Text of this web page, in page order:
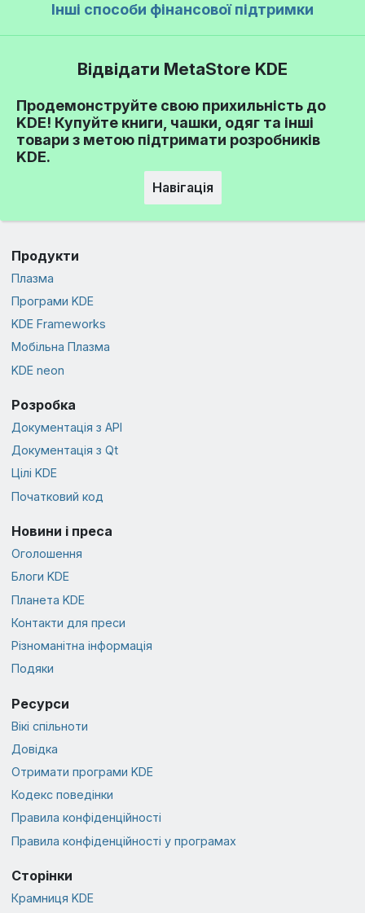
Інші способи фінансової підтримки
Відвідати MetaStore KDE
Продемонструйте свою прихильність до
KDE! Купуйте книги, чашки, одяг та інші
товари з метою підтримати розробників
KDE.
Навігація
Продукти
Плазма
Програми KDE
KDE Frameworks
Мобільна Плазма
KDE neon
Розробка
Документація з API
Документація з Qt
Цілі KDE
Початковий код
Новини і преса
Оголошення
Блоги KDE
Планета KDE
Контакти для преси
Різноманітна інформація
Подяки
Ресурси
Вікі спільноти
Довідка
Отримати програми KDE
Кодекс поведінки
Правила конфіденційності
Правила конфіденційності у програмах
Сторінки
Крамниця KDE